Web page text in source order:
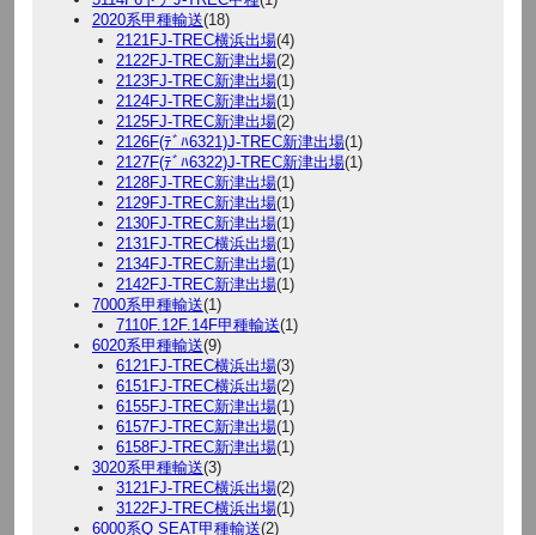
2020系甲種輸送(18)
2121FJ-TREC横浜出場(4)
2122FJ-TREC新津出場(2)
2123FJ-TREC新津出場(1)
2124FJ-TREC新津出場(1)
2125FJ-TREC新津出場(2)
2126F(ﾃﾞﾊ6321)J-TREC新津出場(1)
2127F(ﾃﾞﾊ6322)J-TREC新津出場(1)
2128FJ-TREC新津出場(1)
2129FJ-TREC新津出場(1)
2130FJ-TREC新津出場(1)
2131FJ-TREC横浜出場(1)
2134FJ-TREC新津出場(1)
2142FJ-TREC新津出場(1)
7000系甲種輸送(1)
7110F.12F.14F甲種輸送(1)
6020系甲種輸送(9)
6121FJ-TREC横浜出場(3)
6151FJ-TREC横浜出場(2)
6155FJ-TREC新津出場(1)
6157FJ-TREC新津出場(1)
6158FJ-TREC新津出場(1)
3020系甲種輸送(3)
3121FJ-TREC横浜出場(2)
3122FJ-TREC横浜出場(1)
6000系Q SEAT甲種輸送(2)